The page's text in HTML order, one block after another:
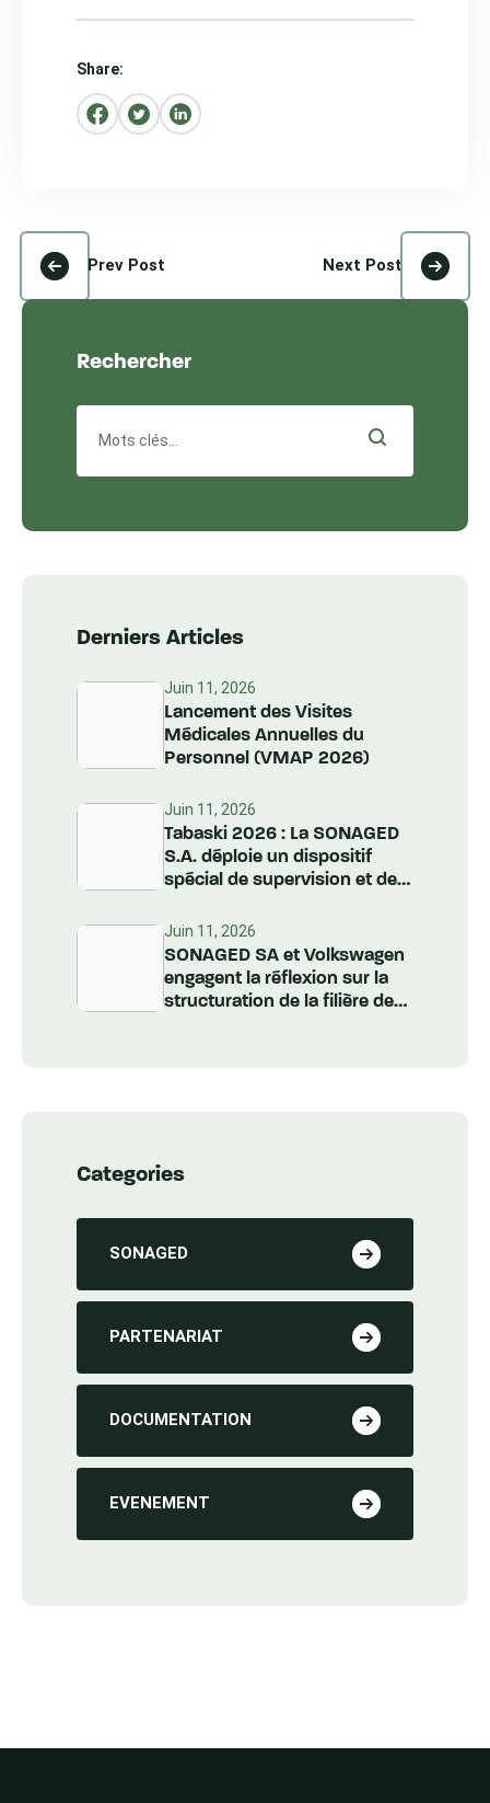
Share:
Prev Post Next Post
Rechercher
Derniers Articles
Juin 11, 2026
Lancement des Visites
Médicales Annuelles du
Personnel (VMAP 2026)
Juin 11, 2026
Tabaski 2026 : La SONAGED
S.A. déploie un dispositif
spécial de supervision et de
nationale
Juin 11, 2026
SONAGED SA et Volkswagen
engagent la réflexion sur la
structuration de la filière des
Categories
SONAGED
PARTENARIAT
DOCUMENTATION
EVENEMENT